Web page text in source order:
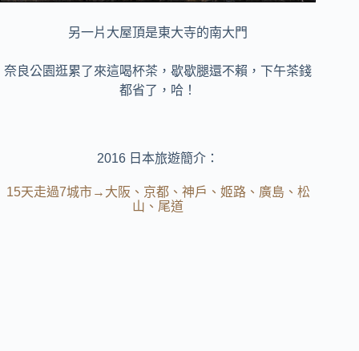
另一片大屋頂是東大寺的南大門
奈良公園逛累了來這喝杯茶，歇歇腿還不賴，下午茶錢
都省了，哈！
2016 日本旅遊簡介：
15天走過7城市→大阪、京都、神戶、姬路、廣島、松
山、尾道